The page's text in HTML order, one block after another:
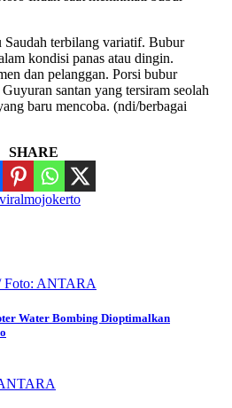
terbilang variatif. Bubur
kondisi panas atau dingin.
dan pelanggan. Porsi bubur
santan yang tersiram seolah
baru mencoba. (ndi/berbagai
SHARE
mojokerto
Water Bombing Dioptimalkan